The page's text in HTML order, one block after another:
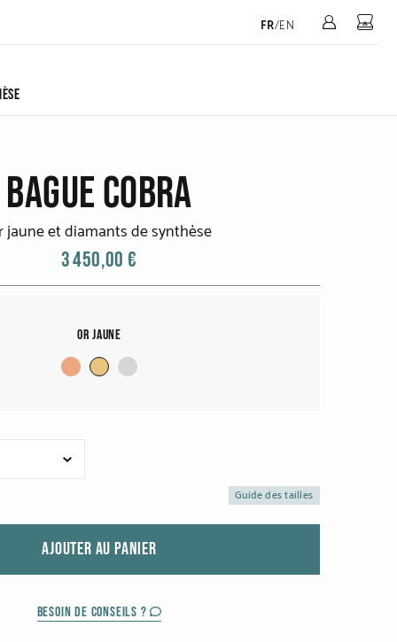
FR/EN
BAGUE COBRA
jaune et diamants de synthèse
3 450,00 €
Or jaune
Guide des tailles
AJOUTER AU PANIER
BESOIN DE CONSEILS ?